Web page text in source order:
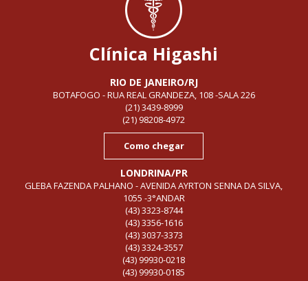
Clínica Higashi
RIO DE JANEIRO/RJ
BOTAFOGO - RUA REAL GRANDEZA, 108 -SALA 226
(21) 3439-8999
(21) 98208-4972
Como chegar
LONDRINA/PR
GLEBA FAZENDA PALHANO - AVENIDA AYRTON SENNA DA SILVA,
1055 -3°ANDAR
(43) 3323-8744
(43) 3356-1616
(43) 3037-3373
(43) 3324-3557
(43) 99930-0218
(43) 99930-0185